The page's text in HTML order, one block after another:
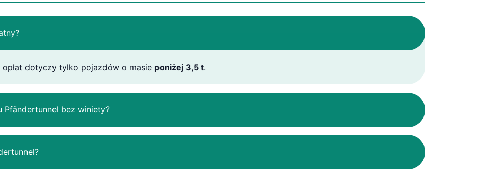
dotyczy tylko pojazdów o masie poniżej 3,5 t.
Pfändertunnel bez winiety?